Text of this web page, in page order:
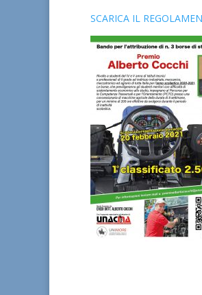
SCARICA IL